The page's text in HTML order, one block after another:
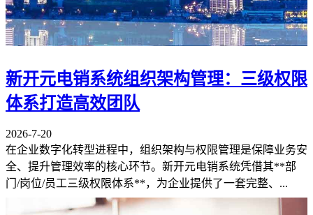
新开元电销系统组织架构管理：三级权限
体系打造高效团队
2026-7-20
在企业数字化转型进程中，组织架构与权限管理是保障业务安
全、提升管理效率的核心环节。新开元电销系统凭借其**部
门/岗位/员工三级权限体系**，为企业提供了一套完整、...